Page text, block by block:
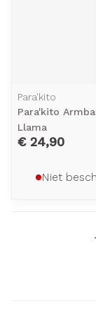
Para'kito
Para'kito
Llama
€ 24,90
Niet